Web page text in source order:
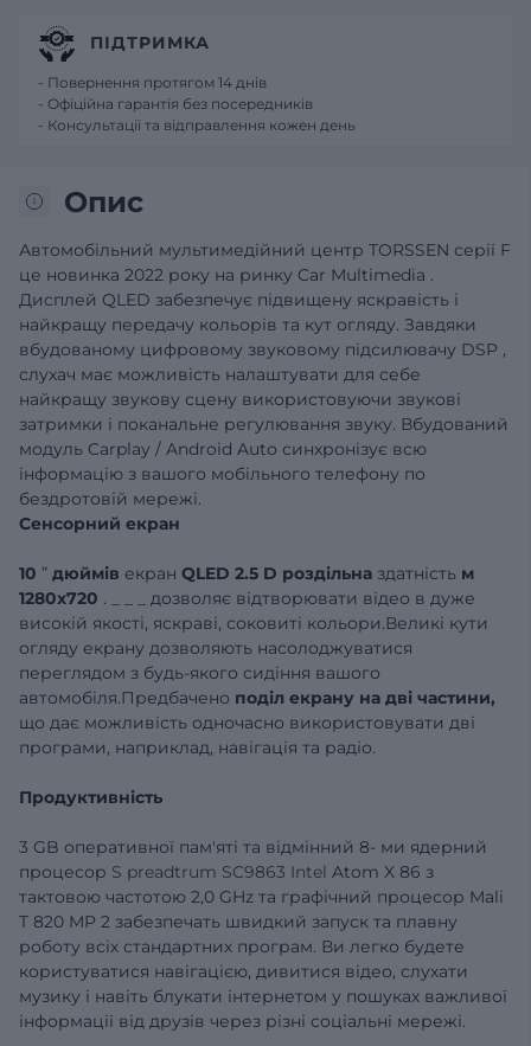
Опис
Автомобільний мультимедійний центр TORSSEN серії F
це новинка 2022 року на ринку Car Multimedia .
Дисплей QLED забезпечує підвищену яскравість і
найкращу передачу кольорів та кут огляду. Завдяки
вбудованому цифровому звуковому підсилювачу DSP ,
слухач має можливість налаштувати для себе
найкращу звукову сцену використовуючи звукові
затримки і поканальне регулювання звуку. Вбудований
модуль Carplay / Android Auto синхронізує всю
інформацію з вашого мобільного телефону по
бездротовій мережі.
Сенсорний екран
10 ” дюймів екран QLED 2.5 D роздільна здатність м
1280x720 .
дозволяє відтворювати відео в дуже
високій якості, яскраві, соковиті кольори.Великі кути
огляду екрану дозволяють насолоджуватися
переглядом з будь-якого сидіння вашого
автомобіля.Предбачено поділ екрану на дві частини,
що дає можливість одночасно використовувати дві
програми, наприклад, навігація та радіо.
Продуктивність
3 GB оперативної пам'яті та відмінний 8- ми ядерний
процесор S preadtrum SC9863 Intel Atom X 86 з
тактовою частотою 2,0 GHz та графічний процесор Mali
T 820 MP 2 забезпечать швидкий запуск та плавну
роботу всіх стандартних програм. Ви легко будете
користуватися навігацією, дивитися відео, слухати
музику і навіть блукати інтернетом у пошуках важливої
​​інформації від друзів через різні соціальні мережі.
ПІДТРИМКА
- Повернення протягом 14 днів
- Офіційна гарантія без посередників
- Консультації та відправлення кожен день